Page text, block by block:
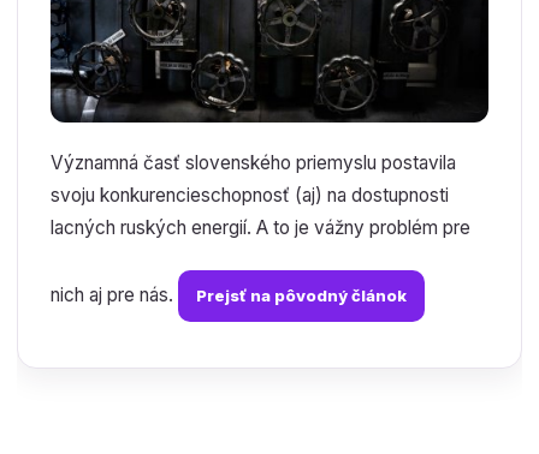
Významná časť slovenského priemyslu postavila
svoju konkurencieschopnosť (aj) na dostupnosti
lacných ruských energií. A to je vážny problém pre
nich aj pre nás. Prejsť na pôvodný článok